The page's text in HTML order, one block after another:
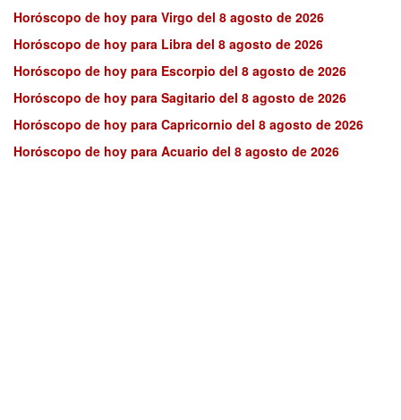
Horóscopo de hoy para Virgo del 8 agosto de 2026
Horóscopo de hoy para Libra del 8 agosto de 2026
Horóscopo de hoy para Escorpio del 8 agosto de 2026
Horóscopo de hoy para Sagitario del 8 agosto de 2026
Horóscopo de hoy para Capricornio del 8 agosto de 2026
Horóscopo de hoy para Acuario del 8 agosto de 2026